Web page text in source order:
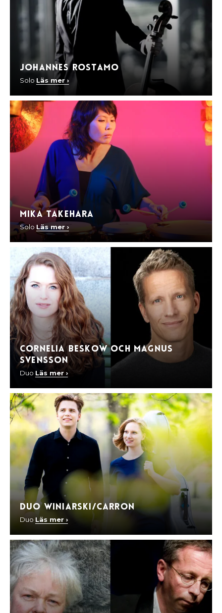
Johannes Rostamo
Solo Läs mer ›
Mika Takehara
Solo Läs mer ›
Cornelia Beskow och Magnus
Svensson
Duo Läs mer ›
Duo Winiarski/Carron
Duo Läs mer ›